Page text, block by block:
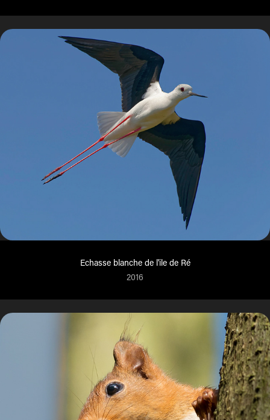
Echasse blanche de l'ile de Ré
2016